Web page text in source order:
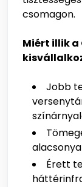
csomagon.
Miért illik a
Jobb
Érett